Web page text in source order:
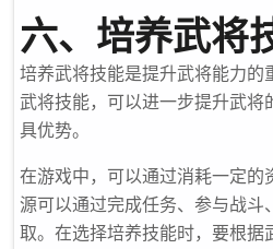
六、培养武将
培养武将技能是提升武将能力的
武将技能，可以进一步提升武将
具优势。
在游戏中，可以通过消耗一定的
源可以通过完成任务、参与战斗
取。在选择培养技能时，要根据